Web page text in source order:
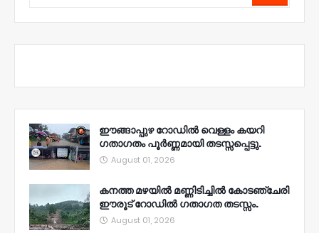
ഈങ്ങാപ്പുഴ റോഡിൽ വെള്ളം കയറി
ഗതാഗതം പൂർണ്ണമായി തടസ്സപ്പെട്ടു.
August 01, 2026
കനത്ത മഴയിൽ മണ്ണിടിച്ചിൽ കോടഞ്ചേരി
ഈരൂട് റോഡിൽ ഗതാഗത തടസ്സം.
August 01, 2026